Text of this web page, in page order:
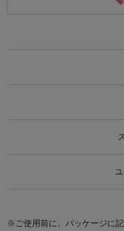
※ご使用前に、パッケージに